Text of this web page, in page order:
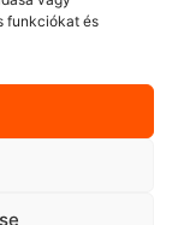
funkciókat és